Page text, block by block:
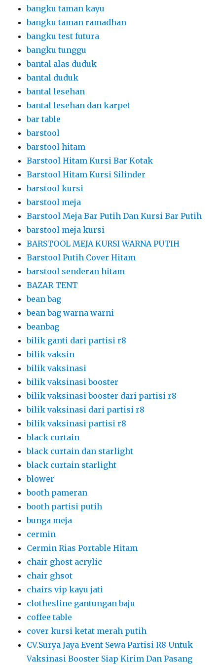
bangku taman kayu
bangku taman ramadhan
bangku test futura
bangku tunggu
bantal alas duduk
bantal duduk
bantal lesehan
bantal lesehan dan karpet
bar table
barstool
barstool hitam
Barstool Hitam Kursi Bar Kotak
Barstool Hitam Kursi Silinder
barstool kursi
barstool meja
Barstool Meja Bar Putih Dan Kursi Bar Putih
barstool meja kursi
BARSTOOL MEJA KURSI WARNA PUTIH
Barstool Putih Cover Hitam
barstool senderan hitam
BAZAR TENT
bean bag
bean bag warna warni
beanbag
bilik ganti dari partisi r8
bilik vaksin
bilik vaksinasi
bilik vaksinasi booster
bilik vaksinasi booster dari partisi r8
bilik vaksinasi dari partisi r8
bilik vaksinasi partisi r8
black curtain
black curtain dan starlight
black curtain starlight
blower
booth pameran
booth partisi putih
bunga meja
cermin
Cermin Rias Portable Hitam
chair ghost acrylic
chair ghsot
chairs vip kayu jati
clothesline gantungan baju
coffee table
cover kursi ketat merah putih
CV.Surya Jaya Event Sewa Partisi R8 Untuk
Vaksinasi Booster Siap Kirim Dan Pasang